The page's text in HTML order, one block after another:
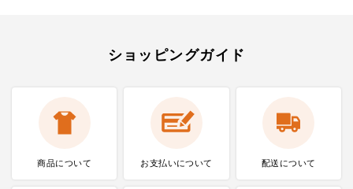
ショッピングガイド
商品について お支払いについて 配送について